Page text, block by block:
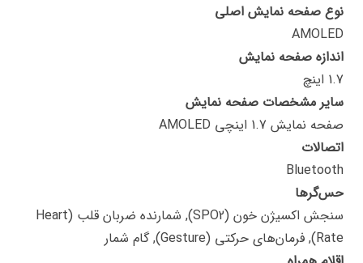
نوع صفحه نمایش اصلی
AMOLED
اندازه صفحه نمایش
1.7 اینچ
سایر مشخصات صفحه نمایش
صفحه نمایش 1.7 اینچی AMOLED
اتصالات
Bluetooth
حس‌گرها
سنجش اکسیژن خون (SPO2), شمارنده ضربان قلب (Heart
Rate), فرمان‌های حرکتی (Gesture), گام شمار